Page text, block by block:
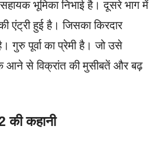
भूमिका निभाई है। दूसरे भाग में
एंट्री हुई है। जिसका किरदार
गुरु पूर्वा का प्रेमी है। जो उसे
से विक्रांत की मुसीबतें और बढ़
की कहानी